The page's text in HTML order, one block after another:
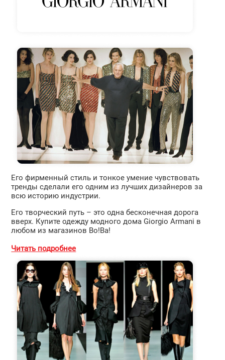
Его фирменный стиль и тонкое умение чувствовать
тренды сделали его одним из лучших дизайнеров за
всю историю индустрии.
Его творческий путь – это одна бесконечная дорога
вверх. Купите одежду модного дома Giorgio Armani в
любом из магазинов Во!Ва!
Читать подробнее